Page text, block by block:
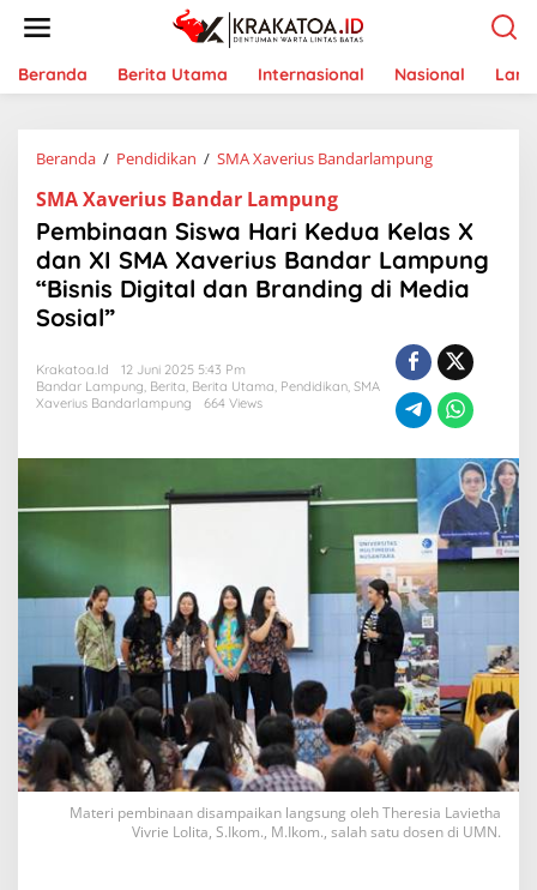
t
Beranda Berita Utama Internasional Nasional
Beranda / Pendidikan / SMA Xaverius Bandarlampung
b
i
n
a
S
w
H
r
i
K
e
d
u
a
K
e
l
a
s
d
a
n
SMA Xaverius Bandar Lampung
Pembinaan Siswa Hari Kedua Kelas X
dan XI SMA Xaverius Bandar Lampung
“Bisnis Digital dan Branding di Media
Sosial”
Krakatoa.id
12 Juni 2025 5:43 Pm
Bandar Lampung, Berita, Berita Utama, Pendidikan, SMA
Xaverius Bandarlampung
664 Views
Materi pembinaan disampaikan langsung oleh Theresia Lavietha
Vivrie Lolita, S.Ikom., M.Ikom., salah satu dosen di UMN.